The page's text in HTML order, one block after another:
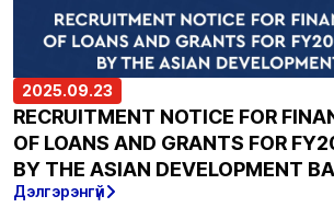
2025.09.23
RECRUITMENT NOTICE FOR
OF LOANS AND GRANTS FOR
BY THE ASIAN DEVELOPMENT
Дэлгэрэнгүй